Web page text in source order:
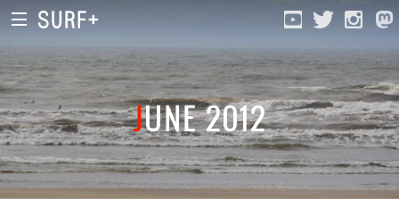
South Ibaraki
North Chiba
South Chiba
JUNE 2012